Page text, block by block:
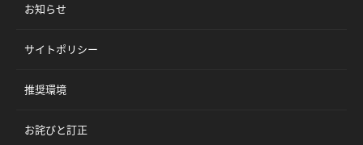
お知らせ
サイトポリシー
推奨環境
お詫びと訂正